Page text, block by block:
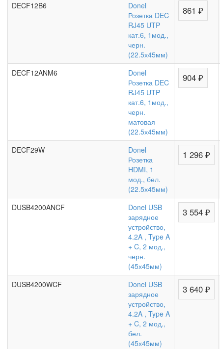
DECF12B6
Donel
Розетка DEC
RJ45 UTP
кат.6, 1мод.,
черн.
(22.5х45мм)
861 ₽
DECF12ANM6
Donel
Розетка DEC
RJ45 UTP
кат.6, 1мод.,
черн.
матовая
(22.5х45мм)
904 ₽
DECF29W
Donel
Розетка
HDMI, 1
мод., бел.
(22.5х45мм)
1 296 ₽
DUSB4200ANCF
Donel USB
зарядное
устройство,
4.2A , Type A
+ C, 2 мод.,
черн.
(45х45мм)
3 554 ₽
DUSB4200WCF
Donel USB
зарядное
устройство,
4.2A , Type A
+ C, 2 мод.,
бел.
(45х45мм)
3 640 ₽